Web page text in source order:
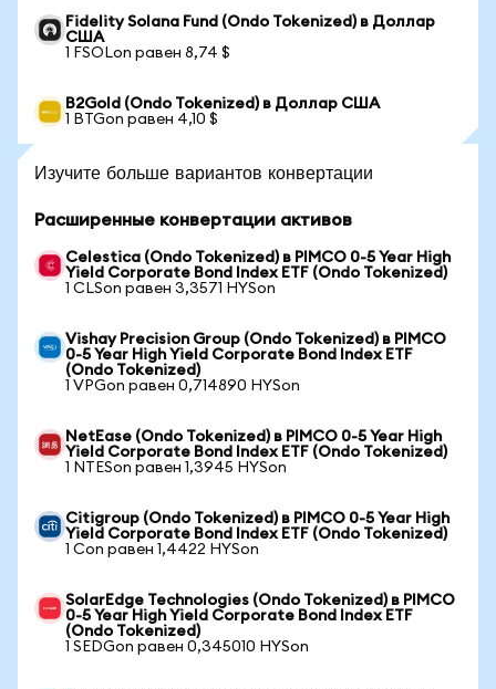
Fidelity Solana Fund (Ondo Tokenized) в Доллар
США
1 FSOLon равен 8,74 $
B2Gold (Ondo Tokenized) в Доллар США
1 BTGon равен 4,10 $
Изучите больше вариантов конвертации
Расширенные конвертации активов
Celestica (Ondo Tokenized) в PIMCO 0-5 Year High
Yield Corporate Bond Index ETF (Ondo Tokenized)
1 CLSon равен 3,3571 HYSon
Vishay Precision Group (Ondo Tokenized) в PIMCO
0-5 Year High Yield Corporate Bond Index ETF
(Ondo Tokenized)
1 VPGon равен 0,714890 HYSon
NetEase (Ondo Tokenized) в PIMCO 0-5 Year High
Yield Corporate Bond Index ETF (Ondo Tokenized)
1 NTESon равен 1,3945 HYSon
Citigroup (Ondo Tokenized) в PIMCO 0-5 Year High
Yield Corporate Bond Index ETF (Ondo Tokenized)
1 Con равен 1,4422 HYSon
SolarEdge Technologies (Ondo Tokenized) в PIMCO
0-5 Year High Yield Corporate Bond Index ETF
(Ondo Tokenized)
1 SEDGon равен 0,345010 HYSon